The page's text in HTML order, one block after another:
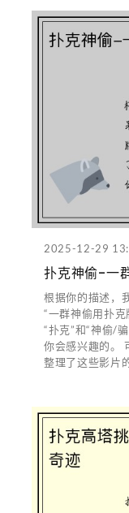
2025-12-29
扑克神偷-一
根据你的描述，
“一群神偷用扑
“扑克”和“神偷/
你会感兴趣的。
整理了这些影片